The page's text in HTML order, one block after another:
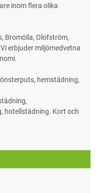
inom flera olika
Bromölla, Olofström,
erbjuder miljömedvetna
hemstädning,
hotellstädning. Kort och